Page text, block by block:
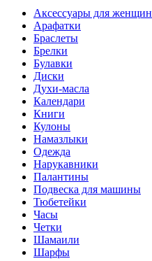
Аксессуары для женщин
Арафатки
Браслеты
Брелки
Булавки
Диски
Духи-масла
Календари
Книги
Кулоны
Намазлыки
Одежда
Нарукавники
Палантины
Подвеска для машины
Тюбетейки
Часы
Четки
Шамаили
Шарфы